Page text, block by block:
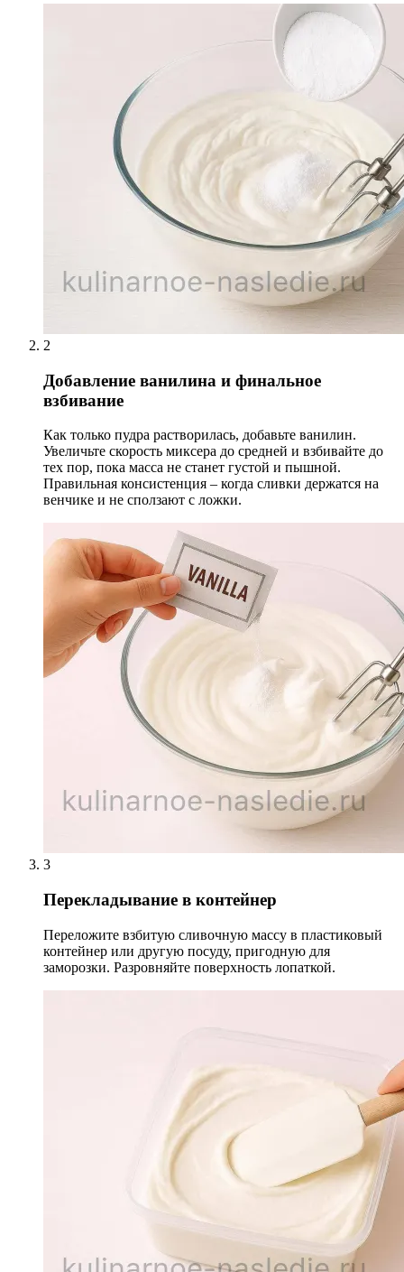
2
Добавление ванилина и финальное
взбивание
Как только пудра растворилась, добавьте ванилин.
Увеличьте скорость миксера до средней и взбивайте до
тех пор, пока масса не станет густой и пышной.
Правильная консистенция – когда сливки держатся на
венчике и не сползают с ложки.
3
Перекладывание в контейнер
Переложите взбитую сливочную массу в пластиковый
контейнер или другую посуду, пригодную для
заморозки. Разровняйте поверхность лопаткой.